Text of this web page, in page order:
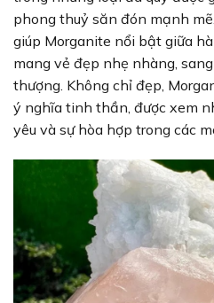
phong thuỷ săn đón mạnh
giúp Morganite nổi bật giữa
mang vẻ đẹp nhẹ nhàng,
thượng. Không chỉ đẹp,
ý nghĩa tinh thần, được xem
yêu và sự hòa hợp trong các